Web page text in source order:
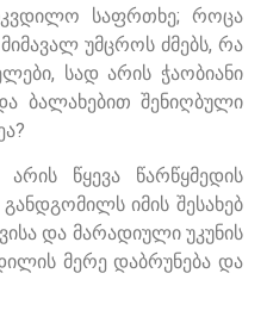
საფრთხე; როცა
უმცროს ძმებს, რა
სად არის ჭაობიანი
ბალახებით შენიღბული
წყევა წარწყმედის
იმის შესახებ
და მარადიული უკუნის
მერე დაბრუნება და